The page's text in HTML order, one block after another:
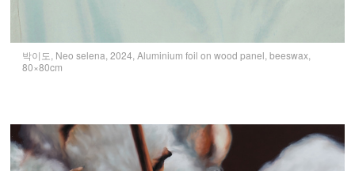
박이도, Neo selena, 2024, Aluminium foil on wood panel, beeswax,
80×80cm